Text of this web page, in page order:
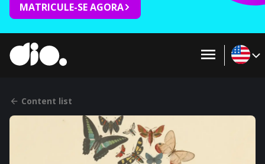
MATRICULE-SE AGORA
Content list